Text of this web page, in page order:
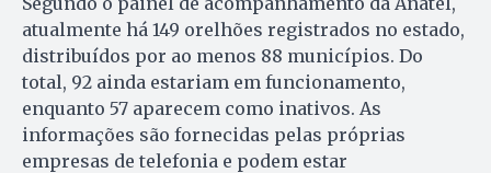
atualmente há 149 orelhões registrados no estado,
distribuídos por ao menos 88 municípios. Do
total, 92 ainda estariam em funcionamento,
enquanto 57 aparecem como inativos. As
informações são fornecidas pelas próprias
empresas de telefonia e podem estar